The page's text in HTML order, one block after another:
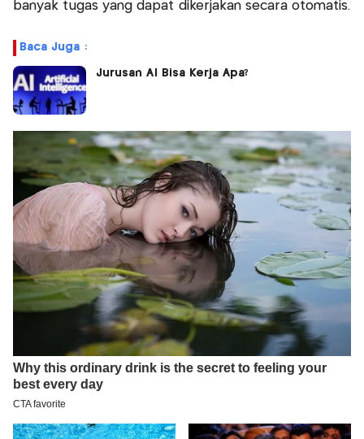
banyak tugas yang dapat dikerjakan secara otomatis.
Baca Juga :
Jurusan AI Bisa Kerja Apa?